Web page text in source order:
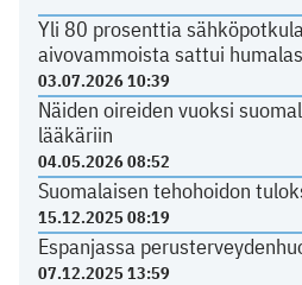
Yli 80 prosenttia
aivovammoista sattui
03.07.2026 10:39
Näiden oireiden vuoksi
lääkäriin
04.05.2026 08:52
Suomalaisen tehohoidon
15.12.2025 08:19
Espanjassa
07.12.2025 13:59